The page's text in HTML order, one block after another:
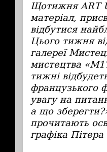
Щотижня ART
матеріал,
відбутися
Цього тижня
галереї
мистецтва
тижні
французького
увагу на
а що
прочитають
графіка